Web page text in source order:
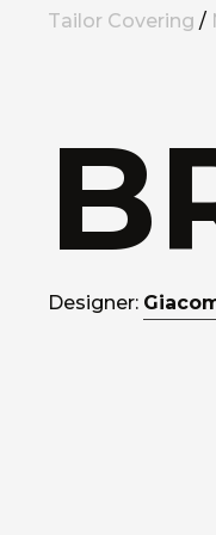
Tailor Covering /
Designer: